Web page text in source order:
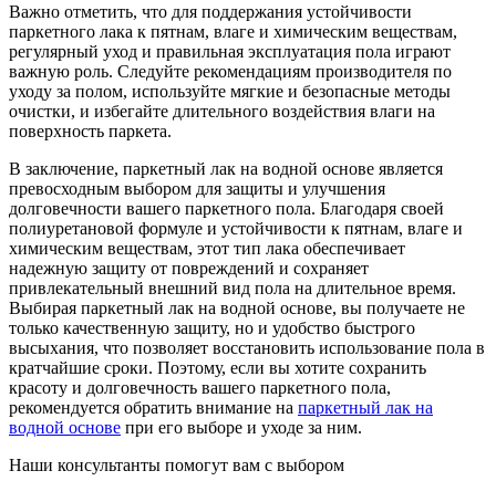
Важно отметить, что для поддержания устойчивости
паркетного лака к пятнам, влаге и химическим веществам,
регулярный уход и правильная эксплуатация пола играют
важную роль. Следуйте рекомендациям производителя по
уходу за полом, используйте мягкие и безопасные методы
очистки, и избегайте длительного воздействия влаги на
поверхность паркета.
В заключение, паркетный лак на водной основе является
превосходным выбором для защиты и улучшения
долговечности вашего паркетного пола. Благодаря своей
полиуретановой формуле и устойчивости к пятнам, влаге и
химическим веществам, этот тип лака обеспечивает
надежную защиту от повреждений и сохраняет
привлекательный внешний вид пола на длительное время.
Выбирая паркетный лак на водной основе, вы получаете не
только качественную защиту, но и удобство быстрого
высыхания, что позволяет восстановить использование пола в
кратчайшие сроки. Поэтому, если вы хотите сохранить
красоту и долговечность вашего паркетного пола,
рекомендуется обратить внимание на паркетный лак на
водной основе при его выборе и уходе за ним.
Наши консультанты помогут вам с выбором